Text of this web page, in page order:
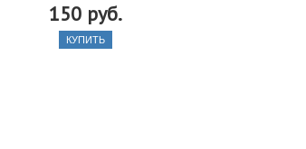
150 руб.
КУПИТЬ